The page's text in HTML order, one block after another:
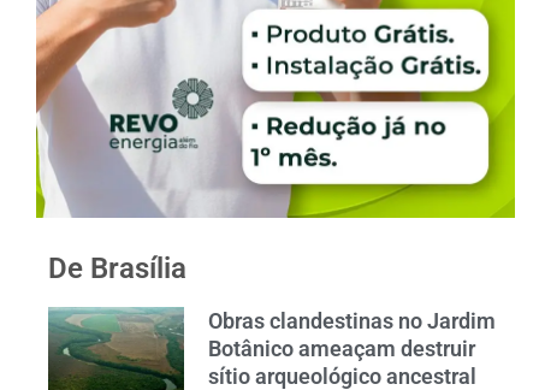
De Brasília
Obras clandestinas no Jardim
Botânico ameaçam destruir
sítio arqueológico ancestral